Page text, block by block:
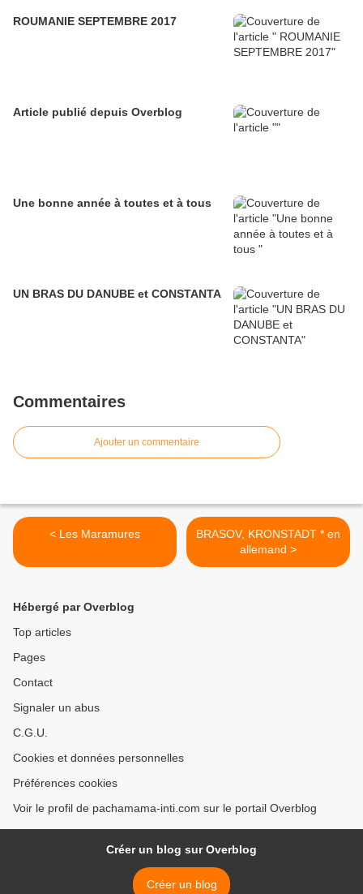
ROUMANIE SEPTEMBRE 2017
Article publié depuis Overblog
Une bonne année à toutes et à tous
UN BRAS DU DANUBE et CONSTANTA
Commentaires
Ajouter un commentaire
< Les Maramures
BRASOV, KRONSTADT * en
allemand >
Hébergé par Overblog
Top articles
Pages
Contact
Signaler un abus
C.G.U.
Cookies et données personnelles
Préférences cookies
Voir le profil de pachamama-inti.com sur le portail Overblog
Créer un blog sur Overblog
Créer un blog